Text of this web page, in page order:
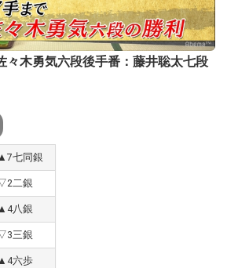
々木勇気六段後手番：藤井聡太七段
七同銀
二銀
八銀
三銀
六歩